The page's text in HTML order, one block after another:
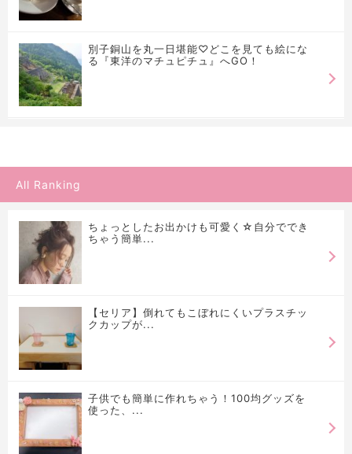
別子銅山を丸一日堪能♡どこを見ても絵にな
る『東洋のマチュピチュ』へGO！
All Ranking
ちょっとしたお出かけも可愛く☆自分ででき
ちゃう簡単...
【セリア】倒れてもこぼれにくいプラスチッ
クカップが...
子供でも簡単に作れちゃう！100均グッズを
使った、...